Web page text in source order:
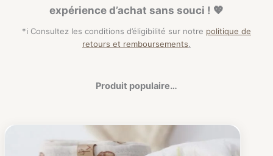
expérience d’achat sans souci ! 💖
*ℹ️ Consultez les conditions d’éligibilité sur notre politique de
retours et remboursements.
Produit populaire…